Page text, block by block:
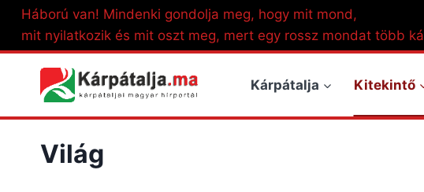
Skip
content
Háború van! Mindenki gondolja meg, hogy mit mond,
mit nyilatkozik és mit oszt meg, mert egy rossz mondat több
Kárpátalja Kitekintő
Világ